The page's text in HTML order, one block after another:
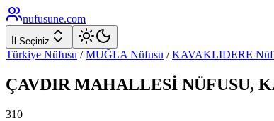
nufusune.com
İl Seçiniz
Türkiye Nüfusu / MUĞLA Nüfusu / KAVAKLIDERE
ÇAVDIR MAHALLESİ NÜFUSU,
310